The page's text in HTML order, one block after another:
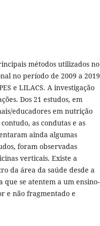
métodos utilizados no
no período de 2009 a 2019
e LILACS. A investigação
Dos 21 estudos, em
educadores em nutrição
as condutas e as
ainda algumas
foram observadas
verticais. Existe a
da área da saúde desde a
que se atentem a um ensino-
e não fragmentado e